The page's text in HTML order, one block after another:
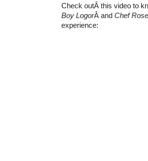
Check outÂ this video to
Boy LogorÂ and Chef
experience: